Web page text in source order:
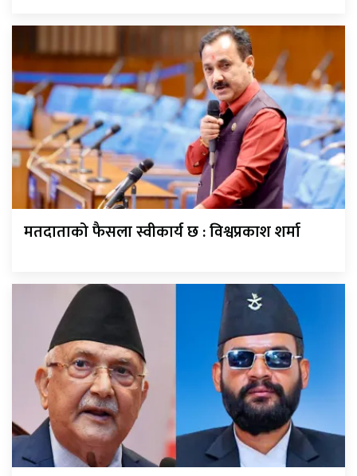
मतदाताको फैसला स्वीकार्य छ : विश्वप्रकाश शर्मा